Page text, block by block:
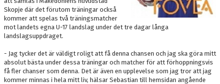
Skopje där det förutom träningar också
kommer att spelas två träningsmatcher
mot landets egna U-17 landslag under det tre dagar långa
landslagsuppdraget.
- Jag tycker det är väldigt roligt att få denna chansen och jag ska göra mitt
absolut bästa under dessa träningar och matcher för att förhoppningsvis
få fler chanser som denna. Det är även en upplevelse som jag tror att jag
kommer minnas i hela mitt liv, hälsar Sebastian till hemsidan angående